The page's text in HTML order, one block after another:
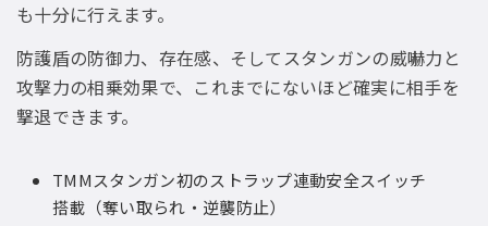
も十分に行えます。
防護盾の防御力、存在感、そしてスタンガンの威嚇力と
攻撃力の相乗効果で、これまでにないほど確実に相手を
撃退できます。
TMMスタンガン初のストラップ連動安全スイッチ
搭載（奪い取られ・逆襲防止）